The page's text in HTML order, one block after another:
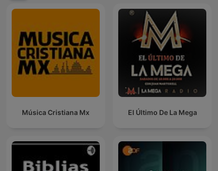
Música Cristiana Mx El Último De La Mega